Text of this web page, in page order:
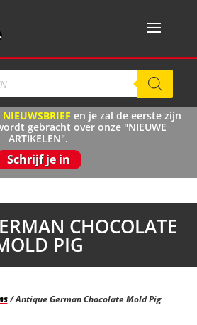
NIEUWSBRIEF en je zal de eerste zijn
gebracht over onze "NIEUWE
ARTIKELEN".
Schrijf je in
CHOCOLATE
PIG
/ Antique German Chocolate Mold Pig